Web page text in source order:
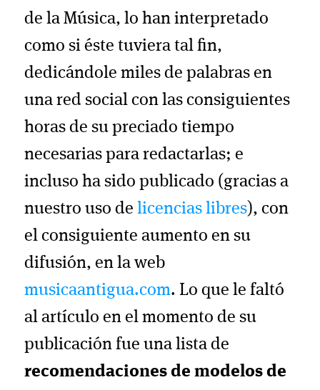
de la Música, lo han interpretado
como si éste tuviera tal fin,
dedicándole miles de palabras en
una red social con las consiguientes
horas de su preciado tiempo
necesarias para redactarlas; e
incluso ha sido publicado (gracias a
nuestro uso delicencias libres), con
el consiguiente aumento en su
difusión, en la web
musicaantigua.com. Lo que le faltó
al artículo en el momento de su
publicación fue una lista de
recomendaciones de modelos de